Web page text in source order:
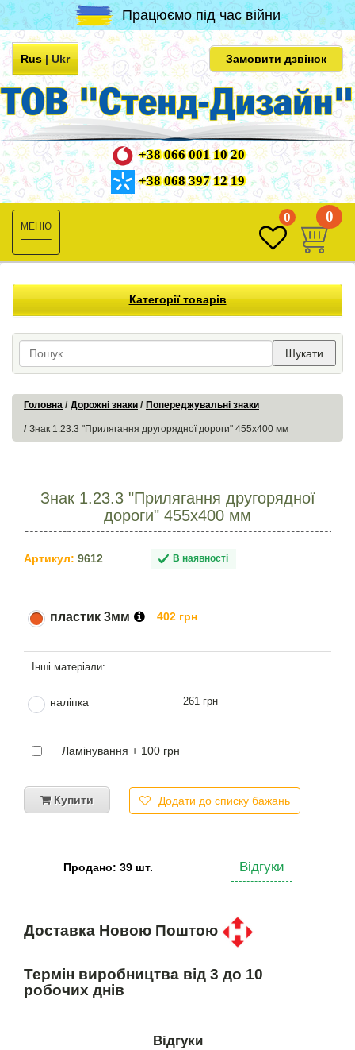
Працюємо під час війни
Rus|Ukr Замовити дзвінок
+38 066 001 10 20
+38 068 397 12 19
Toggle
navigation
0 0
Категорії товарів
Шукати
Головна Дорожні знаки Попереджувальні знаки
Знак 1.23.3 "Прилягання другорядної дороги" 455х400 мм
Знак 1.23.3 "Прилягання другорядної
дороги" 455х400 мм
Артикул: 9612 В наявності
пластик 3мм 402 грн
наліпка 261 грн
Ламінування + 100 грн
Купити Додати до списку бажань
Продано: 39 шт. Відгуки
Доставка Новою Поштою
Термін виробництва від 3 до 10
робочих днів
Відгуки